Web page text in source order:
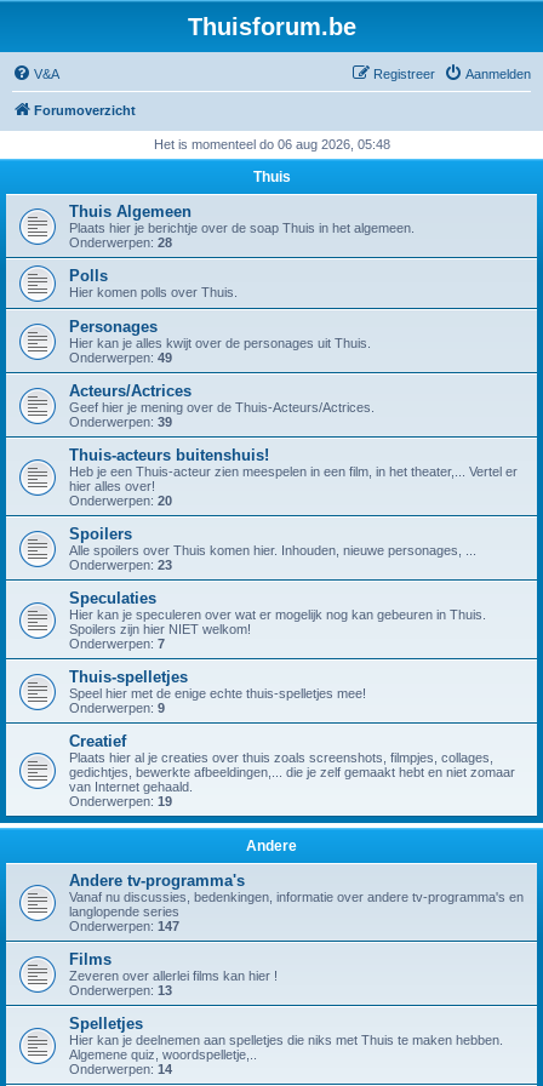
Thuisforum.be
V&A Aanmelden
Registreer
Forumoverzicht
Het is momenteel do 06 aug 2026, 05:48
Thuis
Thuis Algemeen
Plaats hier je berichtje over de soap Thuis in het algemeen.
Onderwerpen: 28
Polls
Hier komen polls over Thuis.
Personages
Hier kan je alles kwijt over de personages uit Thuis.
Onderwerpen: 49
Acteurs/Actrices
Geef hier je mening over de Thuis-Acteurs/Actrices.
Onderwerpen: 39
Thuis-acteurs buitenshuis!
Heb je een Thuis-acteur zien meespelen in een film, in het theater,... Vertel er
hier alles over!
Onderwerpen: 20
Spoilers
Alle spoilers over Thuis komen hier. Inhouden, nieuwe personages, ...
Onderwerpen: 23
Speculaties
Hier kan je speculeren over wat er mogelijk nog kan gebeuren in Thuis.
Spoilers zijn hier NIET welkom!
Onderwerpen: 7
Thuis-spelletjes
Speel hier met de enige echte thuis-spelletjes mee!
Onderwerpen: 9
Creatief
Plaats hier al je creaties over thuis zoals screenshots, filmpjes, collages,
gedichtjes, bewerkte afbeeldingen,... die je zelf gemaakt hebt en niet zomaar
van Internet gehaald.
Onderwerpen: 19
Andere
Andere tv-programma's
Vanaf nu discussies, bedenkingen, informatie over andere tv-programma's en
langlopende series
Onderwerpen: 147
Films
Zeveren over allerlei films kan hier !
Onderwerpen: 13
Spelletjes
Hier kan je deelnemen aan spelletjes die niks met Thuis te maken hebben.
Algemene quiz, woordspelletje,..
Onderwerpen: 14